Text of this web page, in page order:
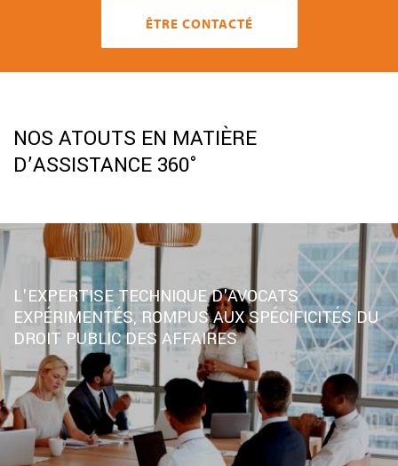
ÊTRE CONTACTÉ
NOS ATOUTS EN MATIÈRE
D’ASSISTANCE 360°
L'EXPERTISE TECHNIQUE D'AVOCATS
EXPÉRIMENTÉS, ROMPUS AUX SPÉCIFICITÉS DU
DROIT PUBLIC DES AFFAIRES